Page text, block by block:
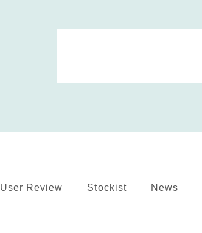
User Review Stockist News